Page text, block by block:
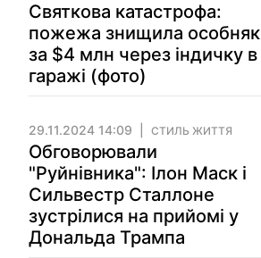
Святкова катастрофа:
пожежа знищила особняк
за $4 млн через індичку в
гаражі (фото)
29.11.2024 14:09 СТИЛЬ ЖИТТЯ
Обговорювали
"Руйнівника": Ілон Маск і
Сильвестр Сталлоне
зустрілися на прийомі у
Дональда Трампа